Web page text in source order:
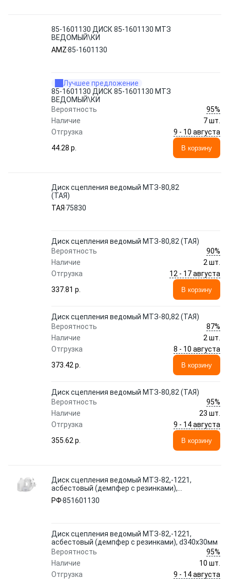
85-1601130 ДИСК 85-1601130 МТЗ
ВЕДОМЫЙ\КИ
AMZ85-1601130
Лучшее предложение
85-1601130 ДИСК 85-1601130 МТЗ
ВЕДОМЫЙ\КИ
Вероятность
95%
Наличие
7 шт.
Отгрузка
9 - 10 августа
44.28 p.
В корзину
Диск сцепления ведомый МТЗ-80,82
(ТАЯ)
ТАЯ 75830
Диск сцепления ведомый МТЗ-80,82 (ТАЯ)
Вероятность
90%
Наличие
2 шт.
Отгрузка
12 - 17 августа
337.81 p.
В корзину
Диск сцепления ведомый МТЗ-80,82 (ТАЯ)
Вероятность
87%
Наличие
2 шт.
Отгрузка
8 - 10 августа
373.42 p.
В корзину
Диск сцепления ведомый МТЗ-80,82 (ТАЯ)
Вероятность
95%
Наличие
23 шт.
Отгрузка
9 - 14 августа
355.62 p.
В корзину
Диск сцепления ведомый МТЗ-82,-1221,
асбестовый (демпфер с резинками),
d340х30мм
РФ851601130
Диск сцепления ведомый МТЗ-82,-1221,
асбестовый (демпфер с резинками), d340х30мм
Вероятность
95%
Наличие
10 шт.
Отгрузка
9 - 14 августа